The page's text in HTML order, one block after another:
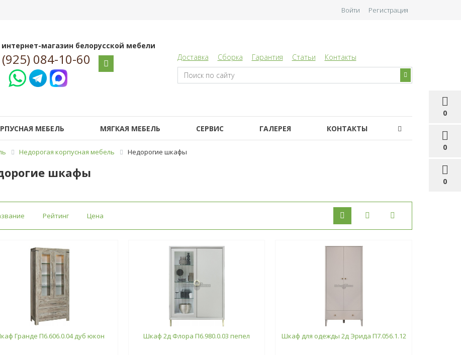
0
0
0
Войти Регистрация
магазин белорусской мебели
084-10-60 Доставка Сборка Гарантия Статьи Контакты
МЕБЕЛЬ МЯГКАЯ МЕБЕЛЬ СЕРВИС ГАЛЕРЕЯ КОНТАКТЫ
Недорогая корпусная мебель Недорогие шкафы
шкафы
Рейтинг Цена
Гранде П6.606.0.04 дуб юкон Шкаф 2д Флора П6.980.0.03 пепел Шкаф для одежды 2д Эрида П7.056.1.12